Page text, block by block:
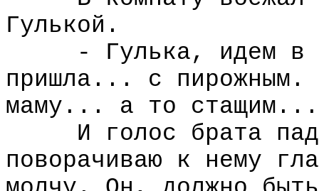
Гулькой.
- Гулька, идем в
пришла... с пирожным.
маму... а то стащим...
И голос брата
поворачиваю к нему